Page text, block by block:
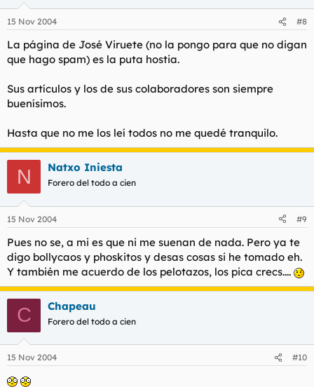
15 Nov 2004 #8
La página de José Viruete (no la pongo para que no digan
que hago spam) es la puta hostia.
Sus artículos y los de sus colaboradores son siempre
buenísimos.
Hasta que no me los leí todos no me quedé tranquilo.
N Natxo Iniesta
Forero del todo a cien
15 Nov 2004 #9
Pues no se, a mi es que ni me suenan de nada. Pero ya te
digo bollycaos y phoskitos y desas cosas si he tomado eh.
Y también me acuerdo de los pelotazos, los pica crecs....
C Chapeau
Forero del todo a cien
15 Nov 2004 #10